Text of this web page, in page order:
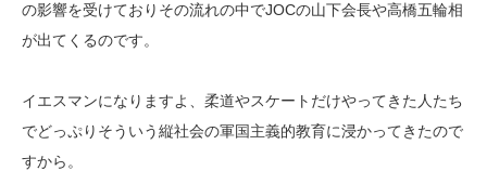
の影響を受けておりその流れの中でJOCの山下会長や高橋五輪相
が出てくるのです。
イエスマンになりますよ、柔道やスケートだけやってきた人たち
でどっぷりそういう縦社会の軍国主義的教育に浸かってきたので
すから。